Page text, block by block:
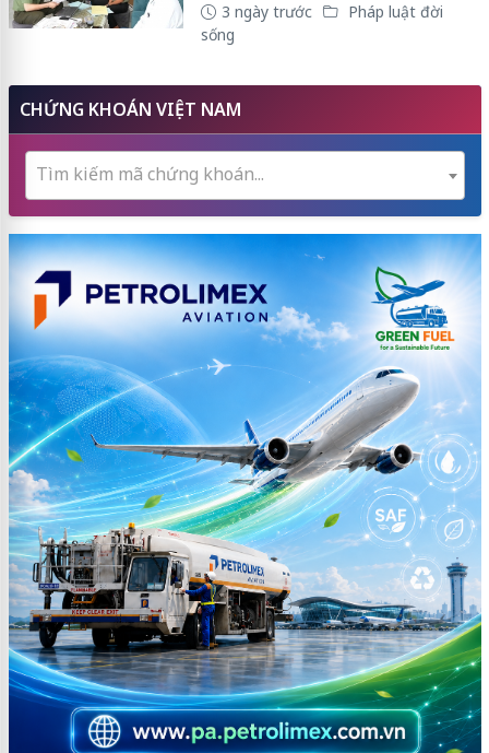
3 ngày trước
Pháp luật đời
sống
CHỨNG KHOÁN VIỆT NAM
Tìm kiếm mã chứng khoán...